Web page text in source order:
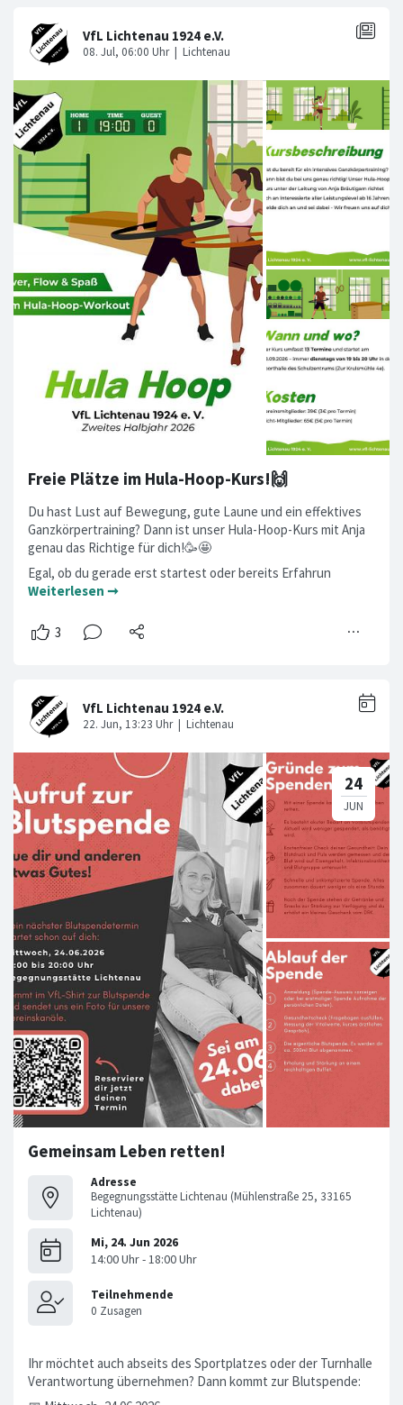
Freie Plätze im Hula-Hoop-Kurs!🙌
Du hast Lust auf Bewegung, gute Laune und ein effektives
Ganzkörpertraining? Dann ist unser Hula-Hoop-Kurs mit Anja
genau das Richtige für dich!🥳🤩
Egal, ob du gerade erst startest oder bereits Erfahrun
Weiterlesen ➞
Gemeinsam Leben retten!
Adresse
Begegnungsstätte Lichtenau (Mühlenstraße 25, 33165
Lichtenau)
Ihr möchtet auch abseits des Sportplatzes oder der Turnhalle
Verantwortung übernehmen? Dann kommt zur Blutspende: